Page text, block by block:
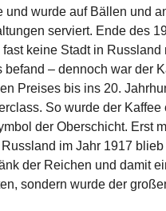
und wurde auf Bällen und
serviert. Ende des
keine Stadt in Russland
befand – dennoch war der
Preises bis ins 20.
So wurde der Kaffee
der Oberschicht. Erst
im Jahr 1917
der Reichen und damit
sondern wurde der